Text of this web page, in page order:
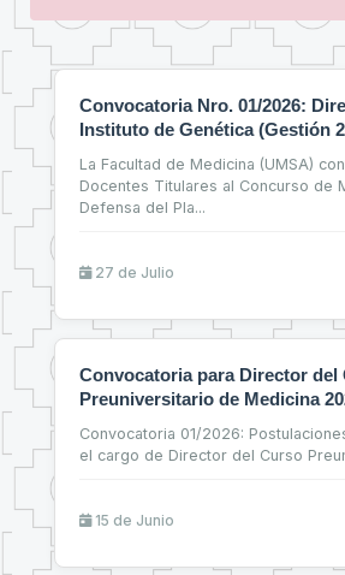
Convocatoria Nro. 01/2026:
Instituto de Genética (Gestión
La Facultad de Medicina (UMSA)
Docentes Titulares al Concurso de
Defensa del Pla...
27 de Julio
Convocatoria para Director del
Preuniversitario de Medicina
Convocatoria 01/2026:
el cargo de Director del Curso
15 de Junio